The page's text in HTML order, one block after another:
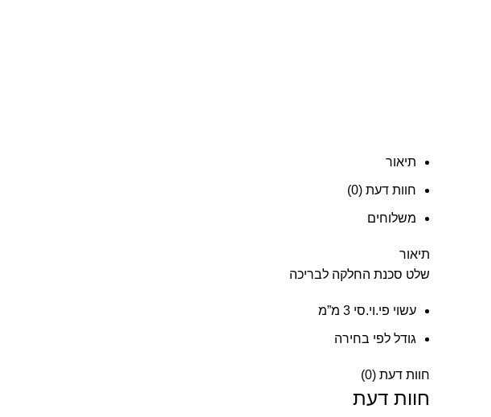
תיאור
חוות דעת (0)
משלוחים
תיאור
שלט סכנת החלקה לבריכה
עשוי פי.וי.סי 3 מ”מ
גודל לפי בחירה
חוות דעת (0)
חוות דעת